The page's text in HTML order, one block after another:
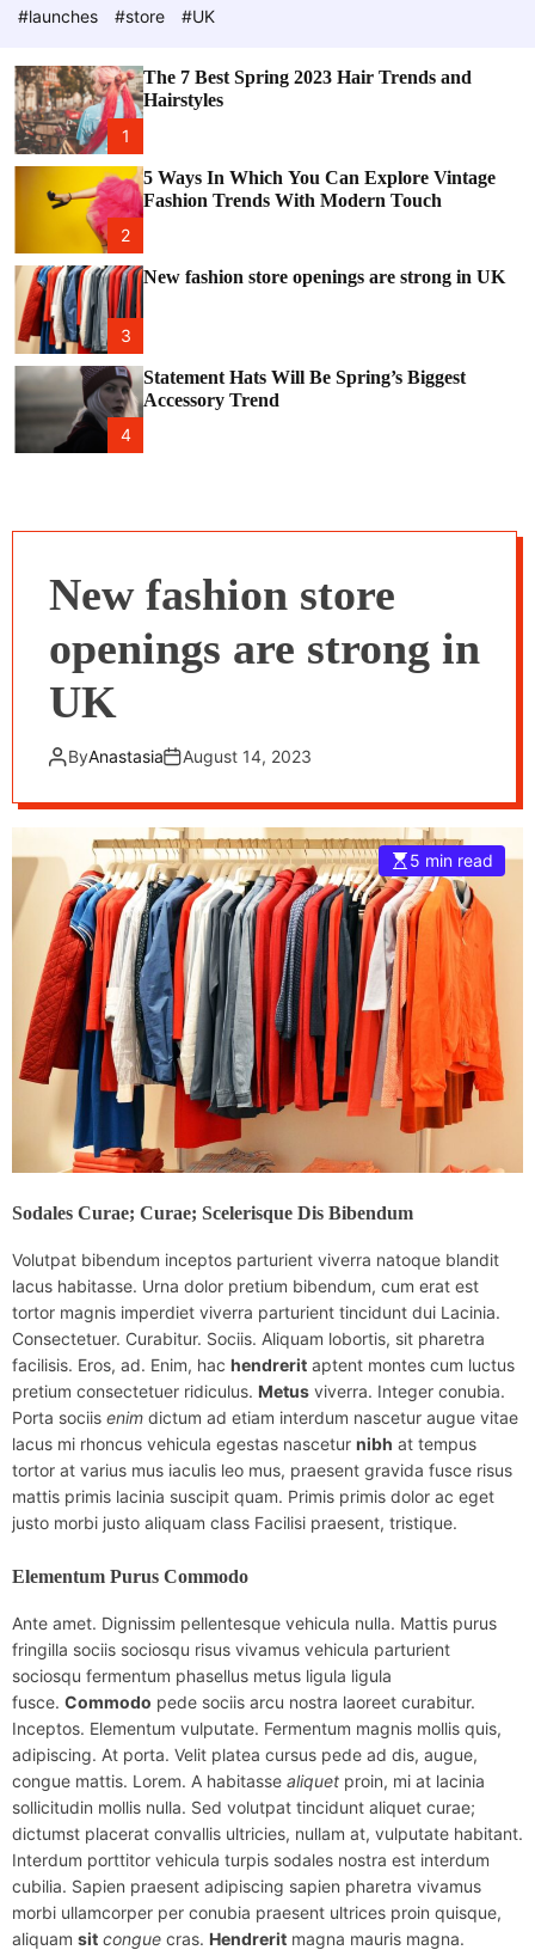
o
e
#launches
#store #UK
1
The 7 Best Spring 2023 Hair Trends and
Hairstyles
2
5 Ways In Which You Can Explore Vintage
Fashion Trends With Modern Touch
3
New fashion store openings are strong in UK
4
Statement Hats Will Be Spring’s Biggest
Accessory Trend
New fashion store
openings are strong in
UK
ByAnastasia August 14, 2023
5 min read
Sodales Curae; Curae; Scelerisque Dis Bibendum
Volutpat bibendum inceptos parturient viverra natoque blandit
lacus habitasse. Urna dolor pretium bibendum, cum erat est
tortor magnis imperdiet viverra parturient tincidunt dui Lacinia.
Consectetuer. Curabitur. Sociis. Aliquam lobortis, sit pharetra
facilisis. Eros, ad. Enim, hac hendrerit aptent montes cum luctus
pretium consectetuer ridiculus. Metus viverra. Integer conubia.
Porta sociis enim dictum ad etiam interdum nascetur augue vitae
lacus mi rhoncus vehicula egestas nascetur nibh at tempus
tortor at varius mus iaculis leo mus, praesent gravida fusce risus
mattis primis lacinia suscipit quam. Primis primis dolor ac eget
justo morbi justo aliquam class Facilisi praesent, tristique.
Elementum Purus Commodo
Ante amet. Dignissim pellentesque vehicula nulla. Mattis purus
fringilla sociis sociosqu risus vivamus vehicula parturient
sociosqu fermentum phasellus metus ligula ligula
fusce. Commodo pede sociis arcu nostra laoreet curabitur.
Inceptos. Elementum vulputate. Fermentum magnis mollis quis,
adipiscing. At porta. Velit platea cursus pede ad dis, augue,
congue mattis. Lorem. A habitasse aliquet proin, mi at lacinia
sollicitudin mollis nulla. Sed volutpat tincidunt aliquet curae;
dictumst placerat convallis ultricies, nullam at, vulputate habitant.
Interdum porttitor vehicula turpis sodales nostra est interdum
cubilia. Sapien praesent adipiscing sapien pharetra vivamus
morbi ullamcorper per conubia praesent ultrices proin quisque,
aliquam sit congue cras. Hendrerit magna mauris magna.